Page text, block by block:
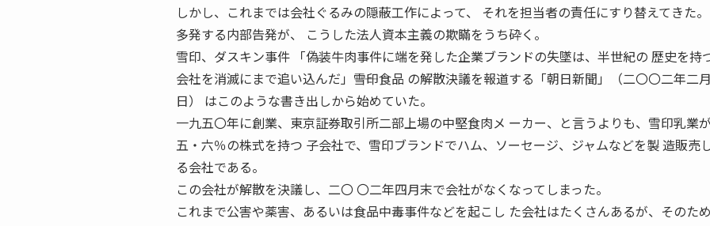
しかし、これまでは会社ぐるみの隠蔽工作によって、 それを担当者の責任にすり替えてきた。
多発する内部告発が、 こうした法人資本主義の欺瞞をうち砕く。
雪印、ダスキン事件 「偽装牛肉事件に端を発した企業ブランドの失墜は、半世紀の 歴史を持
会社を消滅にまで追い込んだ」――雪印食品 の解散決議を報道する「朝日新聞」（二〇〇二年二
日） はこのような書き出しから始めていた。
一九五〇年に創業、東京証券取引所二部上場の中堅食肉メ ーカー、と言うよりも、雪印乳業
五・六％の株式を持つ 子会社で、雪印ブランドでハム、ソーセージ、ジャムなどを製 造販売
る会社である。
この会社が解散を決議し、二〇 〇二年四月末で会社がなくなってしまった。
これまで公害や薬害、あるいは食品中毒事件などを起こし た会社はたくさんあるが、そのた